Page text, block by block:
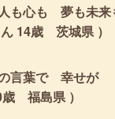
る 人も心も
14歳 茨城県 ）
つの言葉
福島県 ）